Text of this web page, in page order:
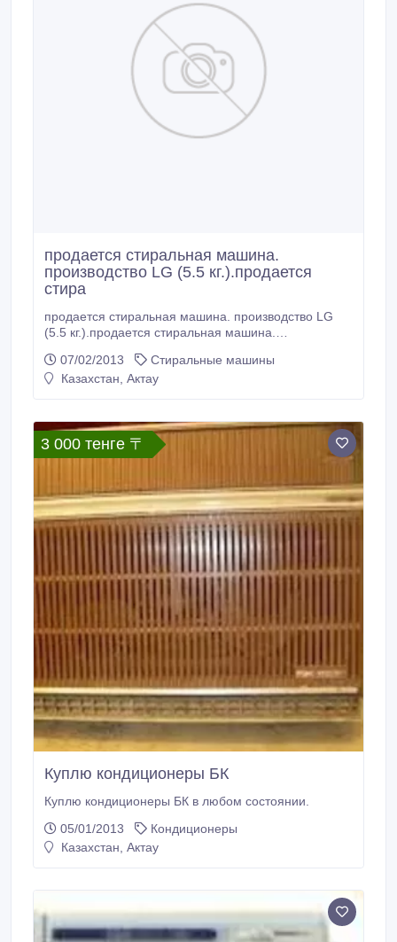
продается стиральная машина.
производство LG (5.5 кг.).продается
стира
продается стиральная машина. производство LG
(5.5 кг.).продается стиральная машина.
07/02/2013
Стиральные машины
Казахстан, Актау
3 000 тенге 〒
Куплю кондиционеры БК
Куплю кондиционеры БК в любом состоянии.
05/01/2013
Кондиционеры
Казахстан, Актау